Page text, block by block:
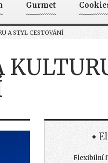
Gurmet
A STYL CESTOVÁNÍ
Flexibilní